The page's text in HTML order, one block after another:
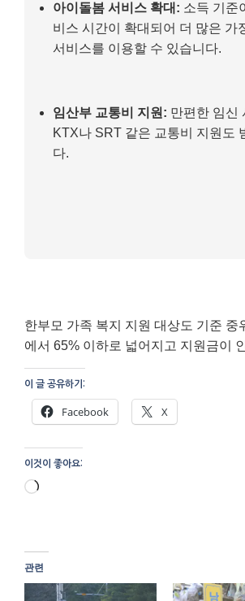
아이돌봄 서비스 확대: 소득 기준
비스 시간이 확대되어 더 많은 가
서비스를 이용할 수 있습니다.
임산부 교통비 지원: 만편한 임신
KTX나 SRT 같은 교통비 지원도
다.
한부모 가족 복지 지원 대상도 기준 중
에서 65% 이하로 넓어지고 지원금이
이 글 공유하기:
Facebook X
이것이 좋아요:
로
관련